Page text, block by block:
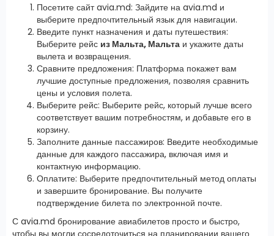
Посетите сайт avia.md: Зайдите на avia.md и
выберите предпочтительный язык для навигации.
Введите пункт назначения и даты путешествия:
Выберите рейс из Мальта, Мальта и укажите даты
вылета и возвращения.
Сравните предложения: Платформа покажет вам
лучшие доступные предложения, позволяя сравнить
цены и условия полета.
Выберите рейс: Выберите рейс, который лучше всего
соответствует вашим потребностям, и добавьте его в
корзину.
Заполните данные пассажиров: Введите необходимые
данные для каждого пассажира, включая имя и
контактную информацию.
Оплатите: Выберите предпочтительный метод оплаты
и завершите бронирование. Вы получите
подтверждение билета по электронной почте.
С avia.md бронирование авиабилетов просто и быстро,
чтобы вы могли сосредоточиться на планировании вашего